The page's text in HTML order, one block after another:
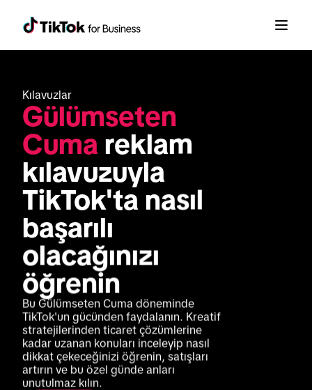
Kılavuzlar
Gülümseten
Cuma reklam
kılavuzuyla
TikTok'ta nasıl
başarılı
olacağınızı
öğrenin
Bu Gülümseten Cuma döneminde
TikTok'un gücünden faydalanın. Kreatif
stratejilerinden ticaret çözümlerine
kadar uzanan konuları inceleyip nasıl
dikkat çekeceğinizi öğrenin, satışları
artırın ve bu özel günde anları
unutulmaz kılın.